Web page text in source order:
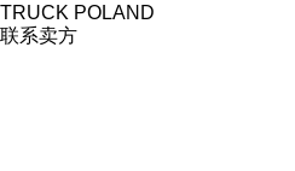
TRUCK POLAND
联系卖方